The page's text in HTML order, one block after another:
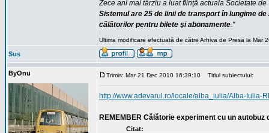
Zece ani mai târziu a luat fiinţă actuala Societate
Sistemul are 25 de linii de transport în lungime
călătorilor pentru bilete şi abonamente."
Ultima modificare efectuată de către Arhiva de Presa la
Sus
ByOnu Trimis: Mar 21 Dec 2010 16:39:10 Titlul subiectului:
http://www.adevarul.ro/locale/alba_iulia/Alba-Iulia-
REMEMBER Călătorie experiment cu un
Citat: